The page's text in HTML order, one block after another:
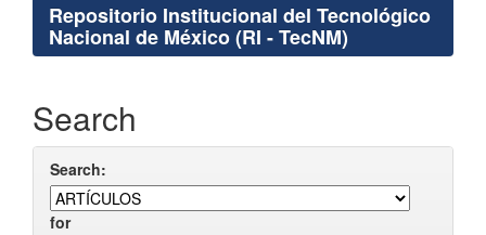
Repositorio Institucional del Tecnológico
Nacional de México (RI - TecNM)
Search
Search:
for